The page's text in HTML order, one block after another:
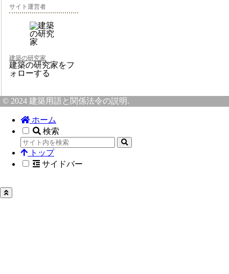
サイト運営者
建築の研究家
建築の研究家をフ
ォローする
© 2024 建築用語と関係法令の説明.
ホーム
検索
トップ
サイドバー